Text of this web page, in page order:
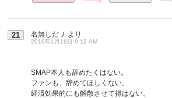
21 名無しだＪ より
2016年1月16日 9:12 AM
SMAP本人も辞めたくはない。
ファンも、辞めてほしくない。
経済効果的にも解散させて得はない。